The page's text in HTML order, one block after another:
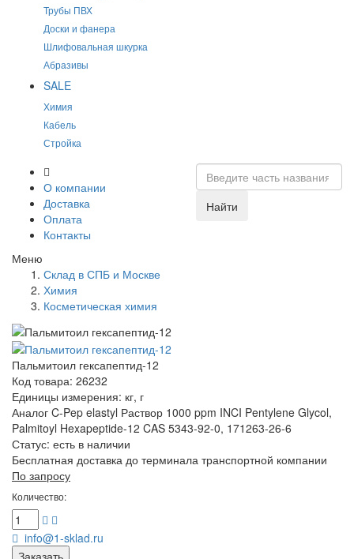
Трубы ПВХ
Доски и фанера
Шлифовальная шкурка
Абразивы
SALE
Химия
Кабель
Стройка
О компании
Доставка
Оплата
Контакты
Найти
Меню
Склад в СПБ и Москве
Химия
Косметическая химия
Пальмитоил гексапептид-12
Код товара: 26232
Единицы измерения: кг, г
Аналог C-Pep elastyl Раствор 1000 ppm INCI Pentylene Glycol,
Palmitoyl Hexapeptide-12 CAS 5343-92-0, 171263-26-6
Статус: есть в наличии
Бесплатная доставка до терминала транспортной компании
По запросу
Количество:
info@1-sklad.ru
Заказать